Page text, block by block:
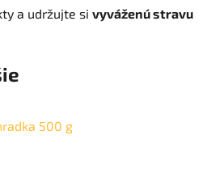
a udržujte si vyváženú stravu
500 g